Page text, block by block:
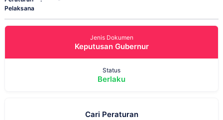
Pelaksana
Jenis Dokumen
Keputusan Gubernur
Status
Berlaku
Cari Peraturan